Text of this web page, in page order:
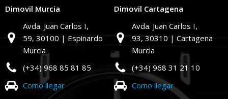
Dimovil Murcia
Avda. Juan Carlos I,
59, 30100 | Espinardo
Murcia
(+34) 968 85 81 85
Como llegar
Dimovil Cartagena
Avda. Juan Carlos I,
93, 30310 | Cartagena
Murcia
(+34) 968 31 21 10
Como llegar